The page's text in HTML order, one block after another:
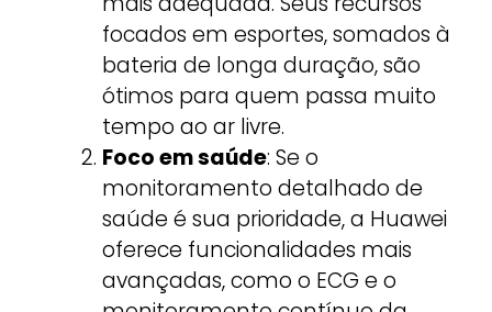
focados em esportes, somados à
bateria de longa duração, são
ótimos para quem passa muito
tempo ao ar livre.
Foco em saúde: Se o
monitoramento detalhado de
saúde é sua prioridade, a Huawei
oferece funcionalidades mais
avançadas, como o ECG e o